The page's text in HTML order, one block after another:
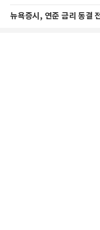
뉴욕증시, 연준 금리 동결